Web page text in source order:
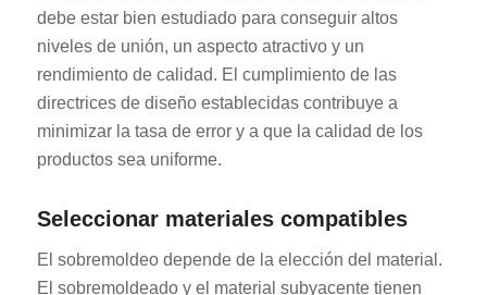
debe estar bien estudiado para conseguir altos
niveles de unión, un aspecto atractivo y un
rendimiento de calidad. El cumplimiento de las
directrices de diseño establecidas contribuye a
minimizar la tasa de error y a que la calidad de los
productos sea uniforme.
Seleccionar materiales compatibles
El sobremoldeo depende de la elección del material.
El sobremoldeado y el material subyacente tienen
ES
JA
PT
CS
DA
FI
NB